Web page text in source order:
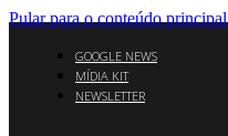
Pular para o conteúdo principal
GOOGLE NEWS
MÍDIA KIT
NEWSLETTER